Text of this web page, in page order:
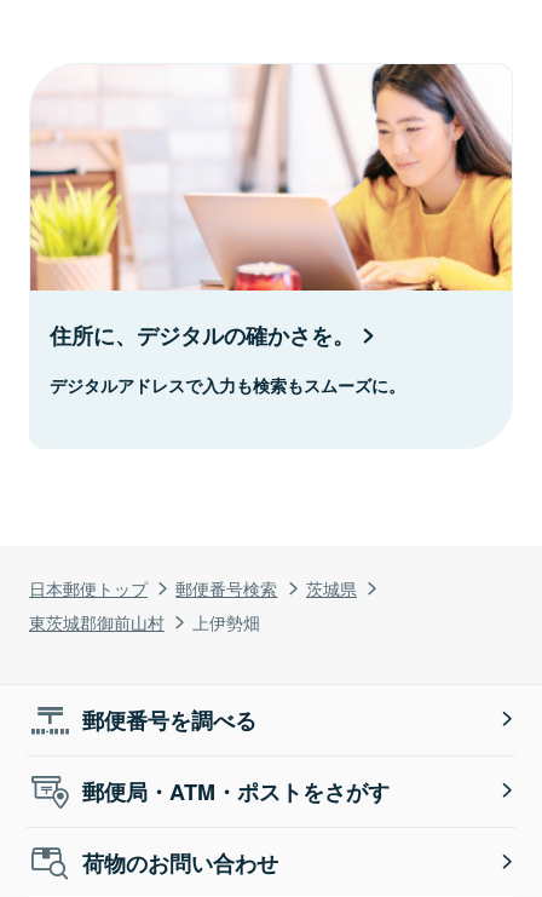
日本郵便トップ 郵便番号検索
茨城県
東茨城郡御前山村
上伊勢畑
住所に、デジタルの確かさを。
デジタルアドレスで入力も検索もスムーズに。
郵便番号を調べる
郵便局・ATM・ポストをさがす
荷物のお問い合わせ